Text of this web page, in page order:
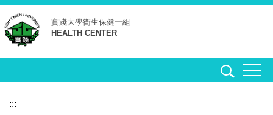
跳
到
主
要
區
實踐大學衛生保健一組
HEALTH CENTER
:::